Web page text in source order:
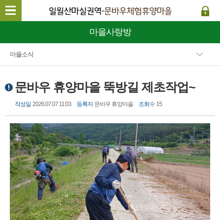
마을사랑방
마을소식
문바우 휴양마을 뚝방길 제초작업~
작성일 2026.07.07 11:03 등록자 문바우 휴양마을 조회수 15